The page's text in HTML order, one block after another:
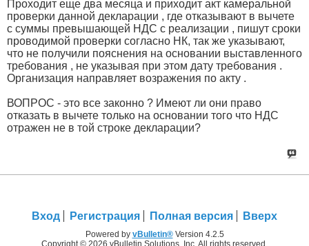
Проходит еще два месяца и приходит акт камеральной
проверки данной декларации , где отказывают в вычете
с суммы превышающей НДС с реализации , пишут сроки
проводимой проверки согласно НК, так же указывают,
что не получили пояснения на основании выставленного
требования , не указывая при этом дату требования .
Организация направляет возражения по акту .
ВОПРОС - это все законно ? Имеют ли они право
отказать в вычете только на основании того что НДС
отражен не в той строке декларации?
Вход Регистрация Полная версия Вверх
Powered by vBulletin®Version 4.2.5